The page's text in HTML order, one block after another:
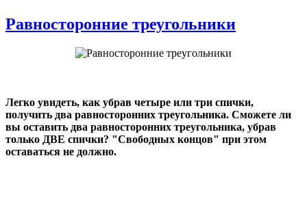
Равносторонние треугольники
Легко увидеть, как убрав четыре или три спички,
получить два равносторонних треугольника. Сможете ли
вы оставить два равносторонних треугольника, убрав
только ДВЕ спички? "Свободных концов" при этом
оставаться не должно.